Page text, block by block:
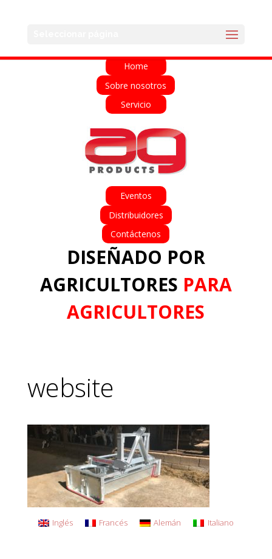
Home
Sobre nosotros
Servicio
Eventos
Distribuidores
Contáctenos
DISEÑADO POR
AGRICULTORES PARA
AGRICULTORES
website
Inglés Francés Alemán Italiano